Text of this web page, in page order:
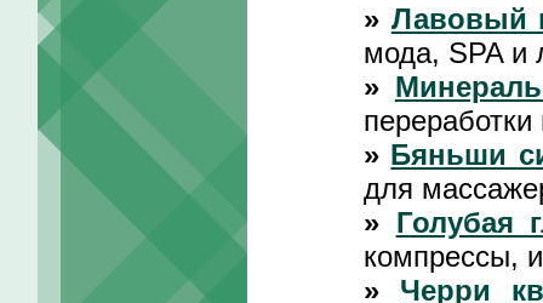
» Лавовый
мода, SPA и
»
» Бяньши
для
» Голубая
компрессы,
»
Черри